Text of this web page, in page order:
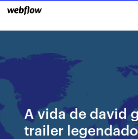
A vida de david
trailer legendado